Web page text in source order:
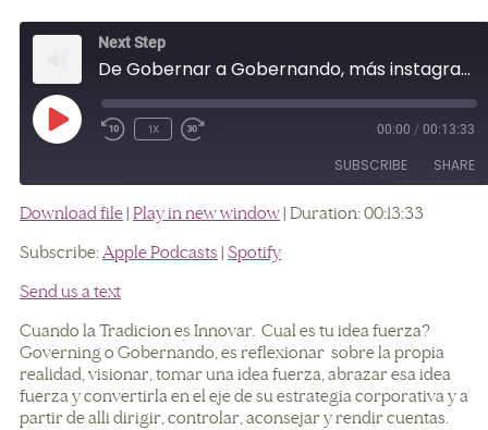
Next Step
De Gobernar a Gobernando, más instagram y menos snapshot.
1x 00:00 / 00:13:33
SUBSCRIBE SHARE
EMBED
Download file| Play in new window| Duration: 00:13:33
Subscribe:Apple Podcasts | Spotify
Send us a text
Cuando la Tradicion es Innovar. Cual es tu idea fuerza?
Governing o Gobernando, es reflexionar sobre la propia
realidad, visionar, tomar una idea fuerza, abrazar esa idea
fuerza y convertirla en el eje de su estrategia corporativa y a
partir de alli dirigir, controlar, aconsejar y rendir cuentas.